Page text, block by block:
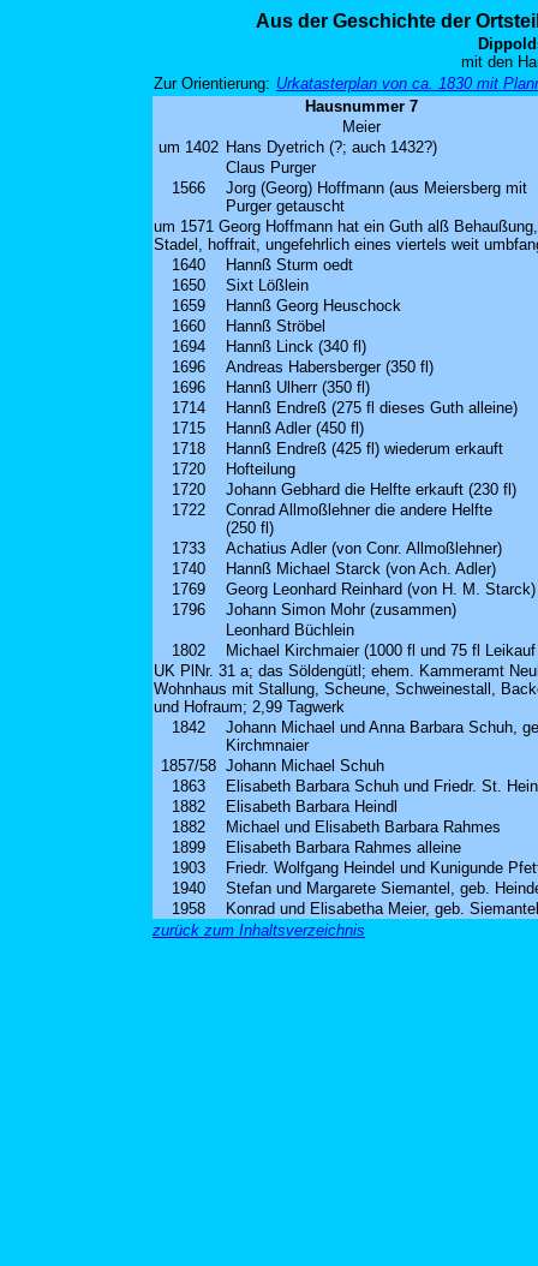
Aus der Geschichte der
mit den
Zur Orientierung: Urkatasterplan von ca. 1830 mit
Hausnummer 7
Meier
um 1402 Hans Dyetrich (?; auch 1432?)
Claus Purger
1566
Jorg (Georg) Hoffmann (aus Meiersberg mit
Purger getauscht
um 1571 Georg Hoffmann hat ein Guth alß
Stadel, hoffrait, ungefehrlich eines viertels weit
1640
Hannß Sturm oedt
1650
Sixt Lößlein
1659
Hannß Georg Heuschock
1660
Hannß Ströbel
1694
Hannß Linck (340 fl)
1696
Andreas Habersberger (350 fl)
1696
Hannß Ulherr (350 fl)
1714
Hannß Endreß (275 fl dieses Guth alleine)
1715
Hannß Adler (450 fl)
1718
Hannß Endreß (425 fl) wiederum erkauft
1720
Hofteilung
1720
Johann Gebhard die Helfte erkauft (230 fl)
1722
Conrad Allmoßlehner die andere Helfte
(250 fl)
1733
Achatius Adler (von Conr. Allmoßlehner)
1740
Hannß Michael Starck (von Ach. Adler)
1769
Georg Leonhard Reinhard (von H. M. Starck)
1796
Johann Simon Mohr (zusammen)
Leonhard Büchlein
1802
Michael Kirchmaier (1000 fl und 75 fl Leikauf
UK PlNr. 31 a; das Söldengütl; ehem. Kammeramt
Wohnhaus mit Stallung, Scheune, Schweinestall,
und Hofraum; 2,99 Tagwerk
1842
Johann Michael und Anna Barbara Schuh,
Kirchmnaier
1857/58 Johann Michael Schuh
1863
Elisabeth Barbara Schuh und Friedr. St.
1882
Elisabeth Barbara Heindl
1882
Michael und Elisabeth Barbara Rahmes
1899
Elisabeth Barbara Rahmes alleine
1903
Friedr. Wolfgang Heindel und Kunigunde
1940
Stefan und Margarete Siemantel, geb.
1958
Konrad und Elisabetha Meier, geb. Siemantel
zurück zum Inhaltsverzeichnis